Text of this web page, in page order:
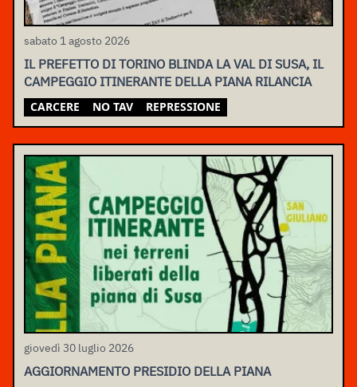
sabato 1 agosto 2026
IL PREFETTO DI TORINO BLINDA LA VAL DI SUSA, IL
CAMPEGGIO ITINERANTE DELLA PIANA RILANCIA
CARCERE NO TAV REPRESSIONE
giovedì 30 luglio 2026
AGGIORNAMENTO PRESIDIO DELLA PIANA